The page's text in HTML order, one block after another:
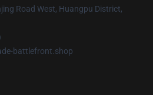
Road West, Huangpu District,
battlefront.shop